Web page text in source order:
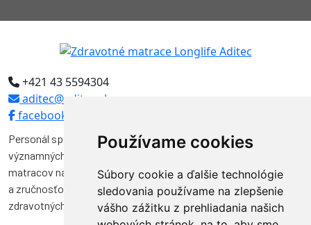
Používame cookies
Súbory cookie a ďalšie technológie
sledovania používame na zlepšenie
vášho zážitku z prehliadania našich
+421 43 5594304
aditec@aditec.sk
facebook
Personál spoločnosti Aditec tvoria odborníci, ktorí pôsobili vo
významných funkciách v niekoľkých spoločnostiach na výrobu
matracov na Slovensku. Svojimi vedomosťami, skúsenosťami
a zručnosťou značnou mierou prispeli k vývoju a kvalite výroby
zdravotných matracov na Slovensku.